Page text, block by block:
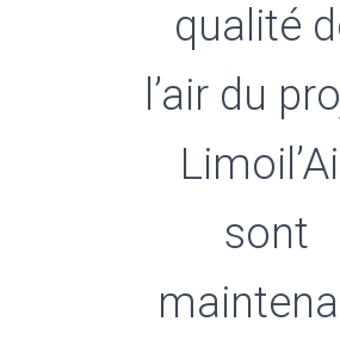
qualité
l’air du
sont